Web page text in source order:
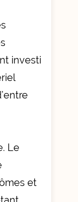
investi
Le
et